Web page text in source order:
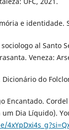
e identidade.
al Santo
Veneza:
Dicionário do
Encantado.
Dia Líquido).